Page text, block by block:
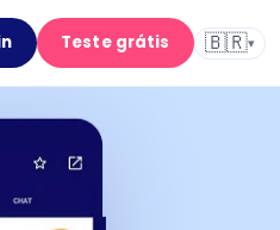
Teste grátis 🇧🇷▾